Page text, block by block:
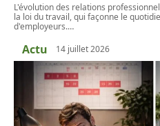
L'évolution des relations
la loi du travail, qui façonne le
d'employeurs.…
Actu 14 juillet 2026